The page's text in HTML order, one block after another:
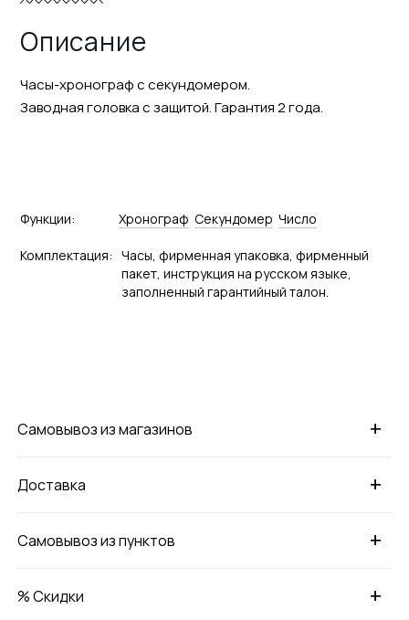
Описание
Часы-хронограф с секундомером.
Заводная головка с защитой. Гарантия 2 года.
Функции: Хронограф Секундомер Число
Комплектация: Часы, фирменная упаковка, фирменный
пакет, инструкция на русском языке,
заполненный гарантийный талон.
+
Самовывоз из магазинов
+
Доставка
+
Самовывоз из пунктов
+
% Скидки